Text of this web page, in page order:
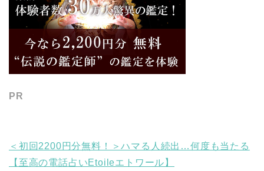
PR
＜初回2200円分無料！＞ハマる人続出…何度も当たる
【至高の電話占いEtoileエトワール】